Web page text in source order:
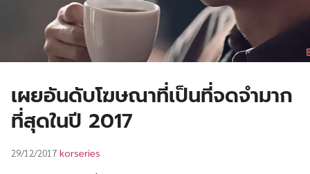
เผยอันดับโฆษณาที่เป็นที่จดจำมาก
ที่สุดในปี 2017
29/12/2017 korseries